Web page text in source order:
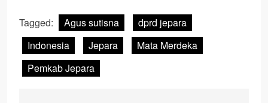
Tagged: Agus sutisna
dprd jepara
Indonesia
Jepara
Mata Merdeka
Pemkab Jepara